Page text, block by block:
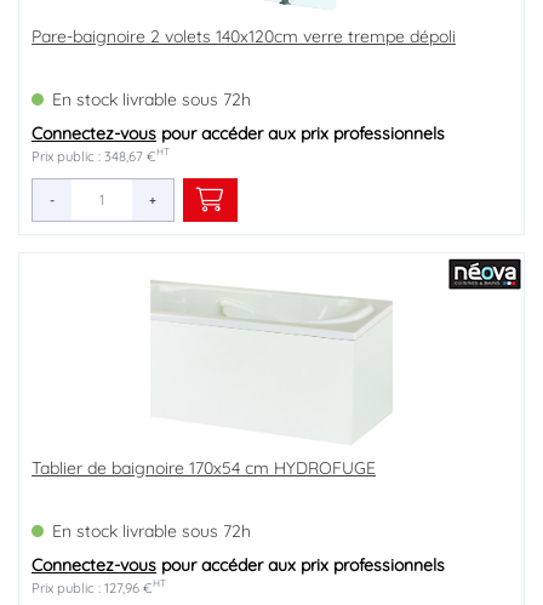
Pare-baignoire 2 volets 140x120cm verre trempe dépoli
En stock livrable sous 72h
Connectez-vous pour accéder aux prix professionnels
Prix public : 348,67 €HT
- +
Tablier de baignoire 170x54 cm HYDROFUGE
En stock livrable sous 72h
Connectez-vous pour accéder aux prix professionnels
Prix public : 127,96 €HT